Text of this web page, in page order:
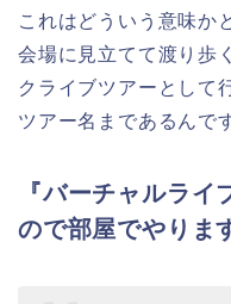
これはどういう意味か
会場に見立てて渡り歩
クライブツアーとして
ツアー名まであるんで
『バーチャルラ
ので部屋でやりま